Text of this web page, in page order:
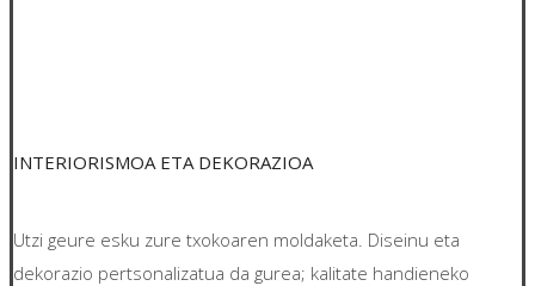
INTERIORISMOA ETA DEKORAZIOA
Utzi geure esku zure txokoaren moldaketa. Diseinu eta
dekorazio pertsonalizatua da gurea; kalitate handieneko